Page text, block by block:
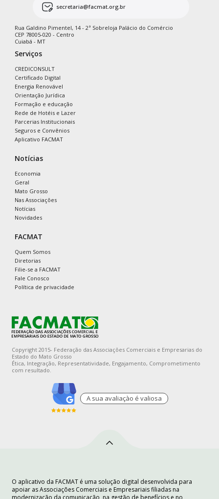
secretaria@facmat.org.br
Rua Galdino Pimentel, 14 - 2ª Sobreloja Palácio do Comércio
CEP 78005-020 - Centro
Cuiabá - MT
Serviços
CREDICONSULT
Certificado Digital
Energia Renovável
Orientação Jurídica
Formação e educação
Rede de Hotéis e Lazer
Parcerias Institucionais
Seguros e Convênios
Aplicativo FACMAT
Notícias
Economia
Geral
Mato Grosso
Nas Associações
Notícias
Novidades
FACMAT
Quem Somos
Diretorias
Filie-se a FACMAT
Fale Conosco
Política de privacidade
Copyright 2015- Federação das Associações Comerciais e Empresarias do
Estado do Mato Grosso
Ética, Integração, Representatividade, Engajamento, Comprometimento
com resultado.
A sua avaliaçào é valiosa
O aplicativo da FACMAT é uma solução digital desenvolvida para
apoiar as Associações Comerciais e Empresariais filiadas na
modernização da comunicação, na gestão de benefícios e no